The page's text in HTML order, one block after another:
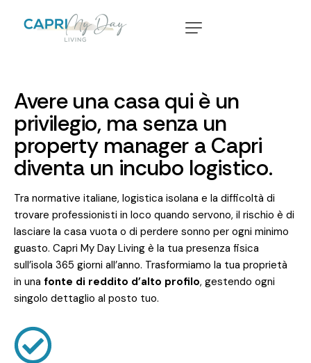
Avere una casa qui è un
privilegio, ma senza un
property manager a Capri
diventa un incubo logistico.
Tra normative italiane, logistica isolana e la difficoltà di
trovare professionisti in loco quando servono, il rischio è di
lasciare la casa vuota o di perdere sonno per ogni minimo
guasto. Capri My Day Living è la tua presenza fisica
sull’isola 365 giorni all’anno. Trasformiamo la tua proprietà
in una fonte di reddito d’alto profilo, gestendo ogni
singolo dettaglio al posto tuo.